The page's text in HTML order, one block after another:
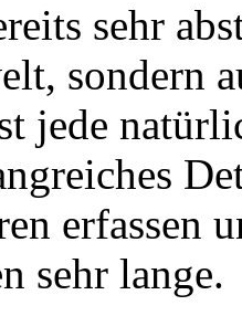
sehr
sondern
jede
erfassen
sehr lange.